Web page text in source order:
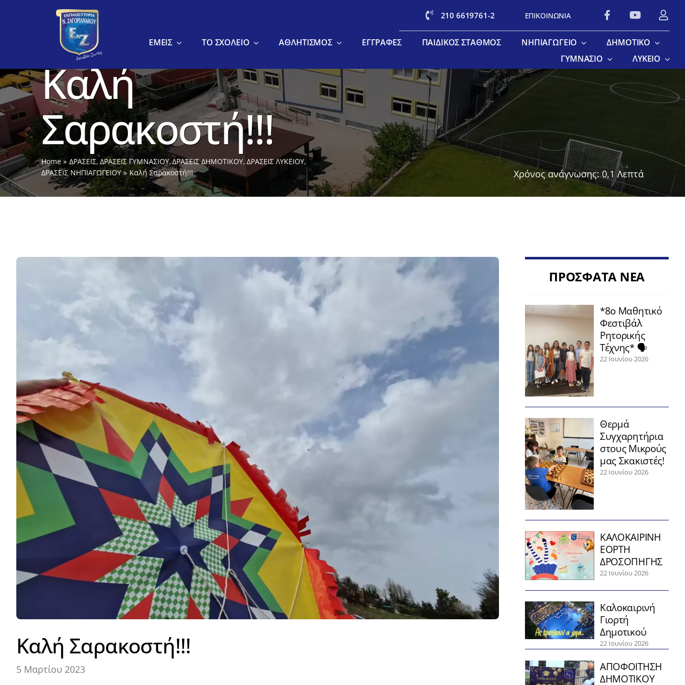
210 6619761-2 ΕΠΙΚΟΙΝΩΝΙΑ
ΕΜΕΙΣ ΤΟ ΣΧΟΛΕΊΟ ΑΘΛΗΤΙΣΜΌΣ ΕΓΓΡΑΦΈΣ ΠΑΙΔΙΚΌΣ ΣΤΑΘΜΌΣ ΝΗΠΙΑΓΩΓΕΊΟ
ΔΗΜΟΤΙΚΌ
ΓΥΜΝΆΣΙΟ
ΛΎΚΕΙΟ
Καλή
Σαρακοστή!!!
Home ΔΡΑΣΕΙΣ ΔΡΑΣΕΙΣ ΓΥΜΝΑΣΙΟΥ ΔΡΑΣΕΙΣ ΔΗΜΟΤΙΚΟΥ ΔΡΑΣΕΙΣ ΛΥΚΕΙΟΥ
ΔΡΑΣΕΙΣ ΝΗΠΙΑΓΩΓΕΙΟΥ
Καλή Σαρακοστή!!! Χρόνος ανάγνωσης: 0,1 Λεπτά
Καλή Σαρακοστή!!!
5 Μαρτίου 2023
ΠΡΟΣΦΑΤΑ ΝΕΑ
*8ο Μαθητικό
Φεστιβάλ
Ρητορικής
Τέχνης* 🗣️
22 Ιουνίου 2026
Θερμά
Συγχαρητήρια
στους Μικρούς
μας Σκακιστές!
22 Ιουνίου 2026
ΚΑΛΟΚΑΙΡΙΝΗ
ΕΟΡΤΗ
ΔΡΟΣΟΠΗΓΗΣ
22 Ιουνίου 2026
Καλοκαιρινή
Γιορτή
Δημοτικού
22 Ιουνίου 2026
ΑΠΟΦΟΙΤΗΣΗ
ΔΗΜΟΤΙΚΟΥ